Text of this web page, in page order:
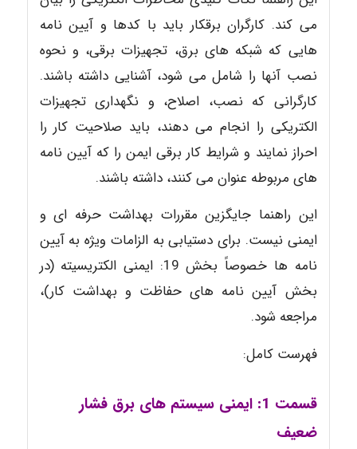
می کند. کارگران برقکار باید با کدها و آیین نامه
هایی که شبکه های برق، تجهیزات برقی، و نحوه
نصب آنها را شامل می شود، آشنایی داشته باشند.
کارگرانی که نصب، اصلاح، و نگهداری تجهیزات
الکتریکی را انجام می دهند، باید صلاحیت کار را
احراز نمایند و شرایط کار برقی ایمن را که آیین نامه
های مربوطه عنوان می کنند، داشته باشند.
این راهنما جایگزین مقررات بهداشت حرفه ای و
ایمنی نیست. برای دستیابی به الزامات ویژه به آیین
نامه ها خصوصاً بخش 19: ایمنی الکتریسیته (در
بخش آیین نامه های حفاظت و بهداشت کار)،
مراجعه شود.
فهرست کامل:
قسمت 1: ایمنی سیستم های برق فشار
ضعیف